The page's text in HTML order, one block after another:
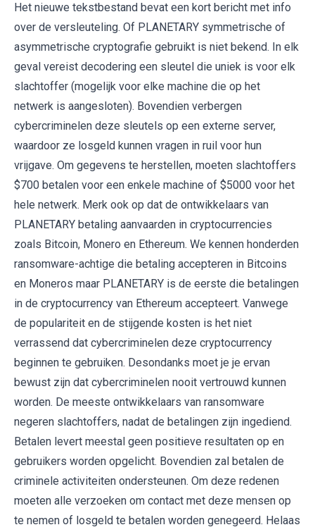
Het nieuwe tekstbestand bevat een kort bericht met info
over de versleuteling. Of PLANETARY symmetrische of
asymmetrische cryptografie gebruikt is niet bekend. In elk
geval vereist decodering een sleutel die uniek is voor elk
slachtoffer (mogelijk voor elke machine die op het
netwerk is aangesloten). Bovendien verbergen
cybercriminelen deze sleutels op een externe server,
waardoor ze losgeld kunnen vragen in ruil voor hun
vrijgave. Om gegevens te herstellen, moeten slachtoffers
$700 betalen voor een enkele machine of $5000 voor het
hele netwerk. Merk ook op dat de ontwikkelaars van
PLANETARY betaling aanvaarden in cryptocurrencies
zoals Bitcoin, Monero en Ethereum. We kennen honderden
ransomware-achtige die betaling accepteren in Bitcoins
en Moneros maar PLANETARY is de eerste die betalingen
in de cryptocurrency van Ethereum accepteert. Vanwege
de populariteit en de stijgende kosten is het niet
verrassend dat cybercriminelen deze cryptocurrency
beginnen te gebruiken. Desondanks moet je je ervan
bewust zijn dat cybercriminelen nooit vertrouwd kunnen
worden. De meeste ontwikkelaars van ransomware
negeren slachtoffers, nadat de betalingen zijn ingediend.
Betalen levert meestal geen positieve resultaten op en
gebruikers worden opgelicht. Bovendien zal betalen de
criminele activiteiten ondersteunen. Om deze redenen
moeten alle verzoeken om contact met deze mensen op
te nemen of losgeld te betalen worden genegeerd. Helaas